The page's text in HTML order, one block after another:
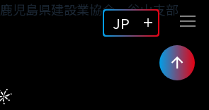
JP
鹿児島県建設業協会 谷山支部